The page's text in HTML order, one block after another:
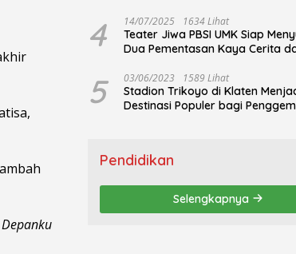
4 14/07/2025 1634 Lihat
Teater Jiwa PBSI UMK Siap
Dua Pementasan Kaya Cerita
5 03/06/2023 1589 Lihat
Stadion Trikoyo di Klaten
Destinasi Populer bagi
Pendidikan
Selengkapnya